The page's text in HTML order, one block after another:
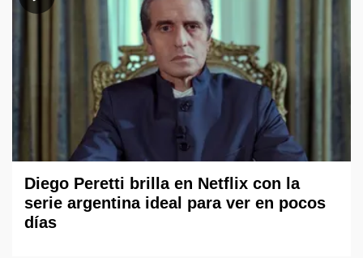
Diego Peretti brilla en Netflix con la
serie argentina ideal para ver en pocos
días